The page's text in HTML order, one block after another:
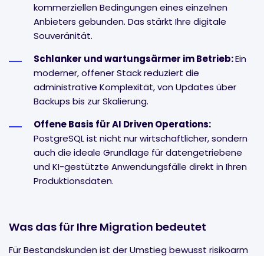
kommerziellen Bedingungen eines einzelnen
Anbieters gebunden. Das stärkt Ihre digitale
Souveränität.
Schlanker und wartungsärmer im Betrieb:Ein
moderner, offener Stack reduziert die
administrative Komplexität, von Updates über
Backups bis zur Skalierung.
Offene Basis für AI Driven Operations:
PostgreSQL ist nicht nur wirtschaftlicher, sondern
auch die ideale Grundlage für datengetriebene
und KI-gestützte Anwendungsfälle direkt in Ihren
Produktionsdaten.
Was das für Ihre Migration bedeutet
Für Bestandskunden ist der Umstieg bewusst risikoarm